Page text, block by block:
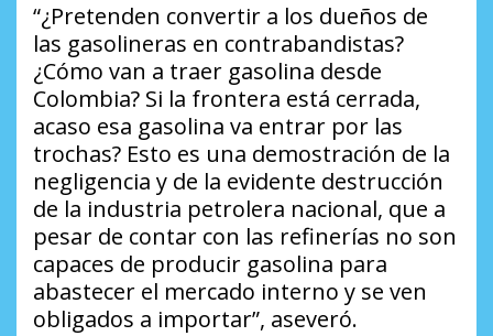
“¿Pretenden convertir a los dueños de
las gasolineras en contrabandistas?
¿Cómo van a traer gasolina desde
Colombia? Si la frontera está cerrada,
acaso esa gasolina va entrar por las
trochas? Esto es una demostración de la
negligencia y de la evidente destrucción
de la industria petrolera nacional, que a
pesar de contar con las refinerías no son
capaces de producir gasolina para
abastecer el mercado interno y se ven
obligados a importar”, aseveró.